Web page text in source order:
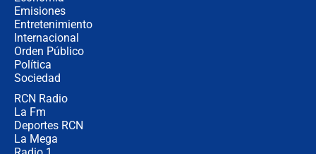
Emisiones
Entretenimiento
Internacional
Orden Público
Política
Sociedad
RCN Radio
La Fm
Deportes RCN
La Mega